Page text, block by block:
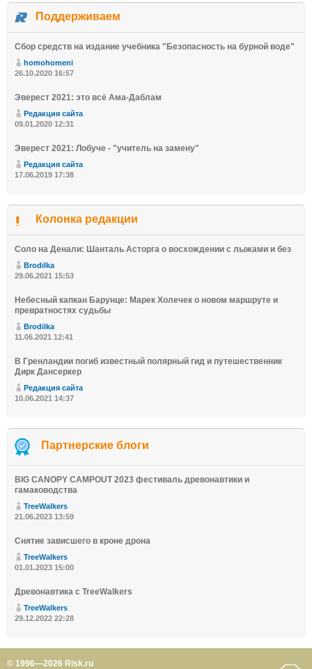
Поддерживаем
Сбор средств на издание учебника "Безопасность на бурной воде"
homohomeni
26.10.2020 16:57
Эверест 2021: это всё Ама-Даблам
Редакция сайта
09.01.2020 12:31
Эверест 2021: Лобуче - "учитель на замену"
Редакция сайта
17.06.2019 17:38
Колонка редакции
Соло на Денали: Шанталь Асторга о восхождении с лыжами и без
Brodilka
29.06.2021 15:53
Небесный капкан Барунце: Марек Холечек о новом маршруте и
превратностях судьбы
Brodilka
11.06.2021 12:41
В Гренландии погиб известный полярный гид и путешественник
Дирк Дансеркер
Редакция сайта
10.06.2021 14:37
Партнерские блоги
BIG CANOPY CAMPOUT 2023 фестиваль древонавтики и
гамаководства
TreeWalkers
21.06.2023 13:59
Снятие зависшего в кроне дрона
TreeWalkers
01.01.2023 15:00
Древонавтика с TreeWalkers
TreeWalkers
29.12.2022 22:28
© 1996—2026 Risk.ru